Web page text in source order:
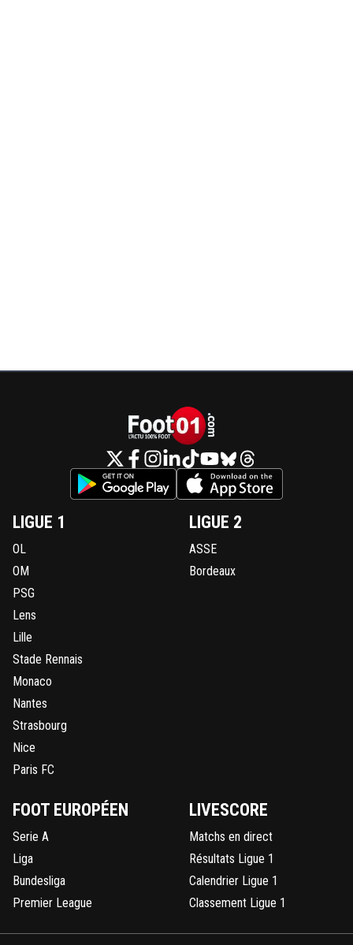
LIGUE 1
OL
OM
PSG
Lens
Lille
Stade Rennais
Monaco
Nantes
Strasbourg
Nice
Paris FC
LIGUE 2
ASSE
Bordeaux
FOOT EUROPÉEN
Serie A
Liga
Bundesliga
Premier League
LIVESCORE
Matchs en direct
Résultats Ligue 1
Calendrier Ligue 1
Classement Ligue 1